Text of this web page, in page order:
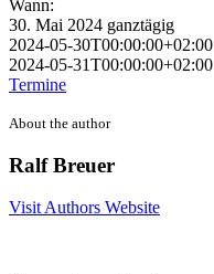
Wann:
30. Mai 2024 ganztägig
2024-05-30T00:00:00+02:00
2024-05-31T00:00:00+02:00
Termine
About the author
Ralf Breuer
Visit Authors Website